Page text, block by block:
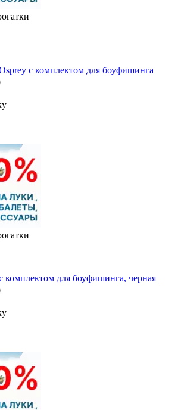
с комплектом для боуфишинга
комплектом для боуфишинга, черная